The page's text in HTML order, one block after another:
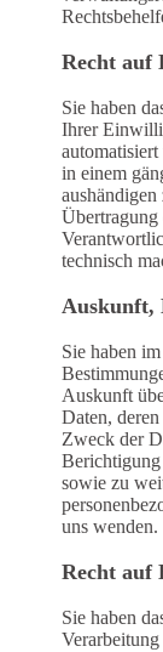
Recht auf
Sie haben
Ihrer
in einem
Übertragung
technisch
Auskunft,
Sie haben
Auskunft
Daten,
Zweck der
sowie zu
uns wenden.
Recht auf
Sie haben